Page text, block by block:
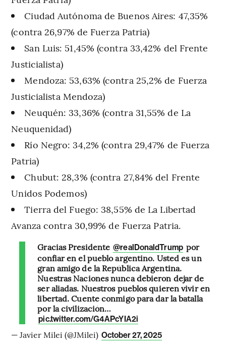
Ciudad Autónoma de Buenos Aires: 47,35%
(contra 26,97% de Fuerza Patria)
San Luis: 51,45% (contra 33,42% del Frente
Justicialista)
Mendoza: 53,63% (contra 25,2% de Fuerza
Justicialista Mendoza)
Neuquén: 33,36% (contra 31,55% de La
Neuquenidad)
Río Negro: 34,2% (contra 29,47% de Fuerza
Patria)
Chubut: 28,3% (contra 27,84% del Frente
Unidos Podemos)
Tierra del Fuego: 38,55% de La Libertad
Avanza contra 30,99% de Fuerza Patria.
Gracias Presidente @realDonaldTrump por
confiar en el pueblo argentino. Usted es un
gran amigo de la República Argentina.
Nuestras Naciones nunca debieron dejar de
ser aliadas. Nuestros pueblos quieren vivir en
libertad. Cuente conmigo para dar la batalla
por la civilización…
pic.twitter.com/G4APcYIA2i
— Javier Milei (@JMilei) October 27, 2025